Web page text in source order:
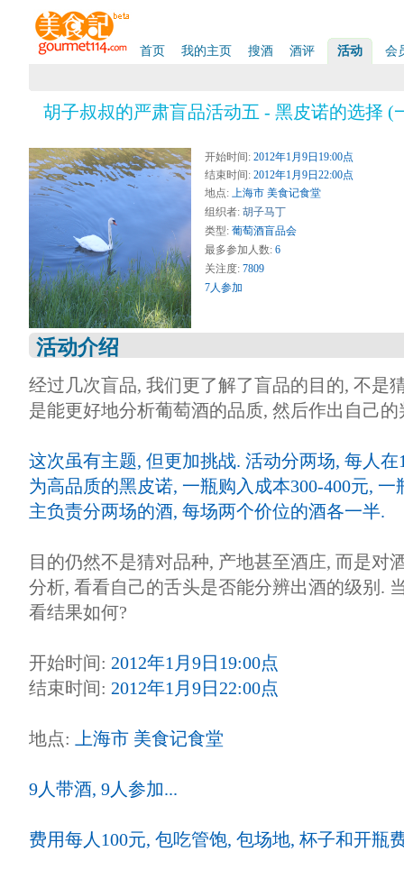
首页 我的主页 搜酒 酒评 活动 会
胡子叔叔的严肃盲品活动五 - 黑皮诺的选择 (
开始时间: 2012年1月9日19:00点
结束时间: 2012年1月9日22:00点
地点: 上海市 美食记食堂
组织者: 胡子马丁
类型: 葡萄酒盲品会
最多参加人数: 6
关注度: 7809
7人参加
活动介绍
经过几次盲品, 我们更了解了盲品的目的, 不是
是能更好地分析葡萄酒的品质, 然后作出自己的
这次虽有主题, 但更加挑战. 活动分两场, 每人
为高品质的黑皮诺, 一瓶购入成本300-400元, 一
主负责分两场的酒, 每场两个价位的酒各一半.
目的仍然不是猜对品种, 产地甚至酒庄, 而是对
分析, 看看自己的舌头是否能分辨出酒的级别.
看结果如何?
开始时间: 2012年1月9日19:00点
结束时间: 2012年1月9日22:00点
地点: 上海市 美食记食堂
9人带酒, 9人参加...
费用每人100元, 包吃管饱, 包场地, 杯子和开瓶